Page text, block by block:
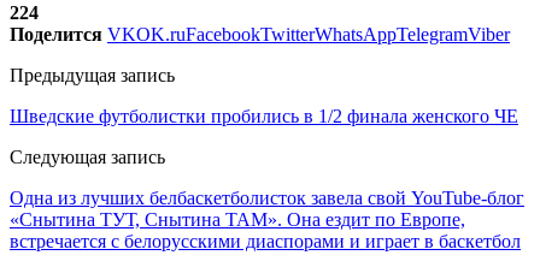
224
Поделится VKOK.ruFacebookTwitterWhatsAppTelegramViber
Предыдущая запись
Шведские футболистки пробились в 1/2 финала женского ЧЕ
Следующая запись
Одна из лучших белбаскетболисток завела свой YouTube-блог
«Снытина ТУТ, Снытина ТАМ». Она ездит по Европе,
встречается с белорусскими диаспорами и играет в баскетбол